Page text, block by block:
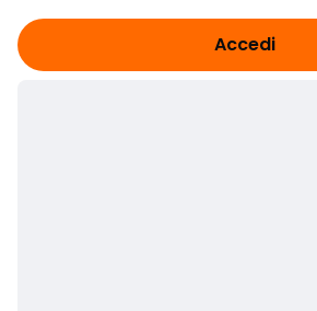
Accedi